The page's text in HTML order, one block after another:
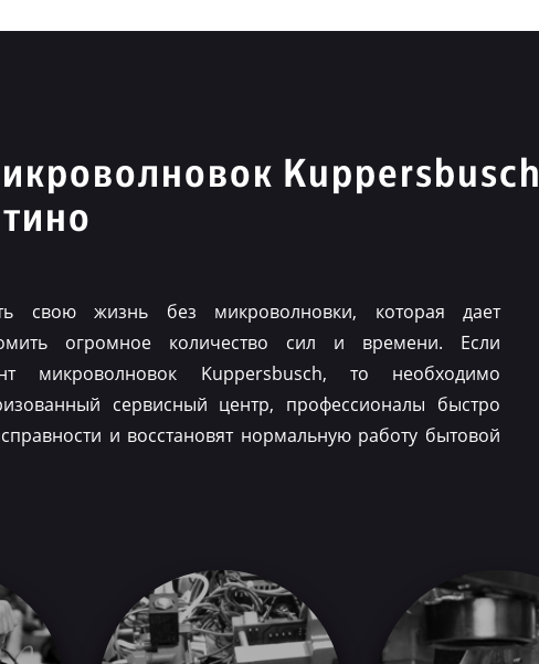
Kuppersbusch
свою жизнь без микроволновки, которая дает
огромное количество сил и времени. Если
микроволновок Kuppersbusch, то необходимо
сервисный центр, профессионалы быстро
и восстановят нормальную работу бытовой